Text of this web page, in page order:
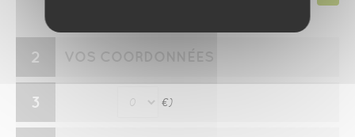
2 VOS COORDONNÉES
3 €)